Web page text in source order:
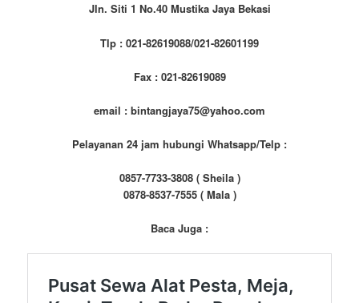
Jln. Siti 1 No.40 Mustika Jaya Bekasi
Tlp : 021-82619088/021-82601199
Fax : 021-82619089
email : bintangjaya75@yahoo.com
Pelayanan 24 jam hubungi Whatsapp/Telp :
0857-7733-3808 ( Sheila )
0878-8537-7555 ( Mala )
Baca Juga :